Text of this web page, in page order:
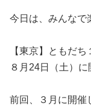
今日は、みんなで
【東京】ともだ
８月24日（土）に
前回、３月に開